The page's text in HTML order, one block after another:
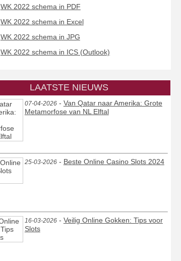
WK 2022 schema in PDF
WK 2022 schema in Excel
WK 2022 schema in JPG
WK 2022 schema in ICS (Outlook)
LAATSTE NIEUWS
07-04-2026- Van Qatar naar Amerika: Grote
Metamorfose van NL Elftal
25-03-2026- Beste Online Casino Slots 2024
16-03-2026- Veilig Online Gokken: Tips voor
Slots